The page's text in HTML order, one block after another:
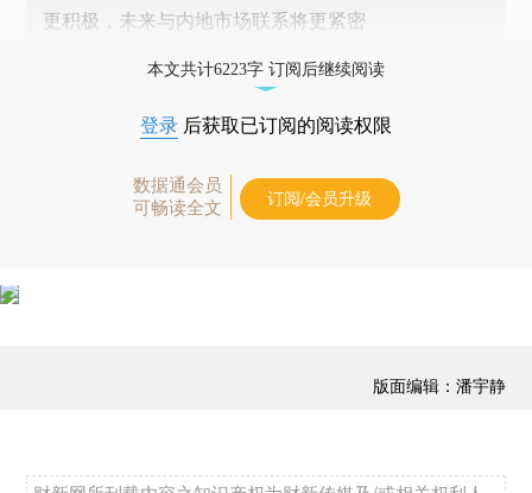
更积极，未来与内地市场联系将更紧密
本文共计6223字 订阅后继续阅读
登录 后获取已订阅的阅读权限
数据通会员
可畅读全文
订阅/会员升级
版面编辑：潘宇静